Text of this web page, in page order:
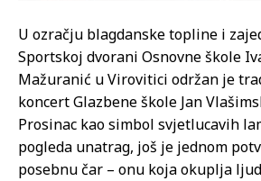
U ozračju blagdanske topline i
Sportskoj dvorani Osnovne škole
Mažuranić u Virovitici održan je
koncert Glazbene škole Jan
Prosinac kao simbol svjetlucavih
pogleda unatrag, još je jednom
posebnu čar – onu koja okuplja